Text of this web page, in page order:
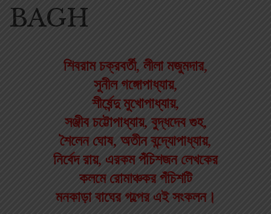
BAGH
শিবরাম চক্রবর্তী, লীলা মজুমদার,
সুনীল গঙ্গোপাধ্যায়,
শীর্ষেন্দু মুখোপাধ্যায়,
সঞ্জীব চট্টোপাধ্যায়, বুদ্ধদেব গুহ,
শৈলেন ঘোষ, অতীন বন্দ্যোপাধ্যায়,
নির্বেদ রায়, এরকম পঁচিশজন লেখকের
কলমে রোমাঞ্চকর পঁচিশটি
মনকাড়া বাঘের গল্পের এই সংকলন।